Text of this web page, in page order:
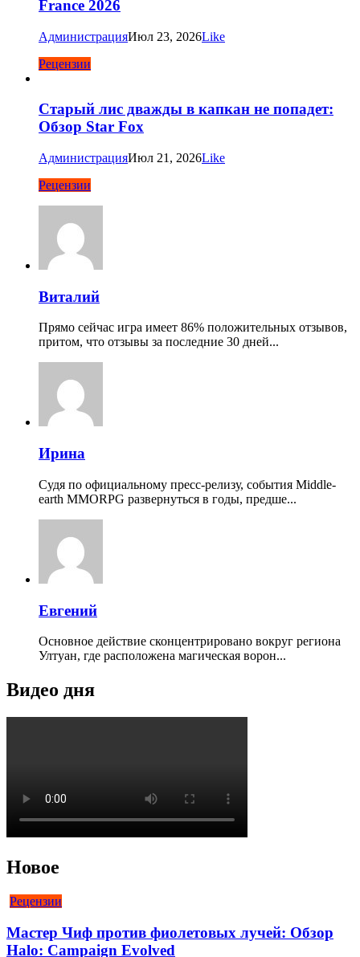
France 2026
АдминистрацияИюл 23, 2026Like
Рецензии
Старый лис дважды в капкан не попадет:
Обзор Star Fox
АдминистрацияИюл 21, 2026Like
Рецензии
Виталий
Прямо сейчас игра имеет 86% положительных отзывов,
притом, что отзывы за последние 30 дней...
Ирина
Судя по официальному пресс-релизу, события Middle-
earth MMORPG развернуться в годы, предше...
Евгений
Основное действие сконцентрировано вокруг региона
Ултуан, где расположена магическая ворон...
Видео дня
Новое
Рецензии
Мастер Чиф против фиолетовых лучей: Обзор
Halo: Campaign Evolved